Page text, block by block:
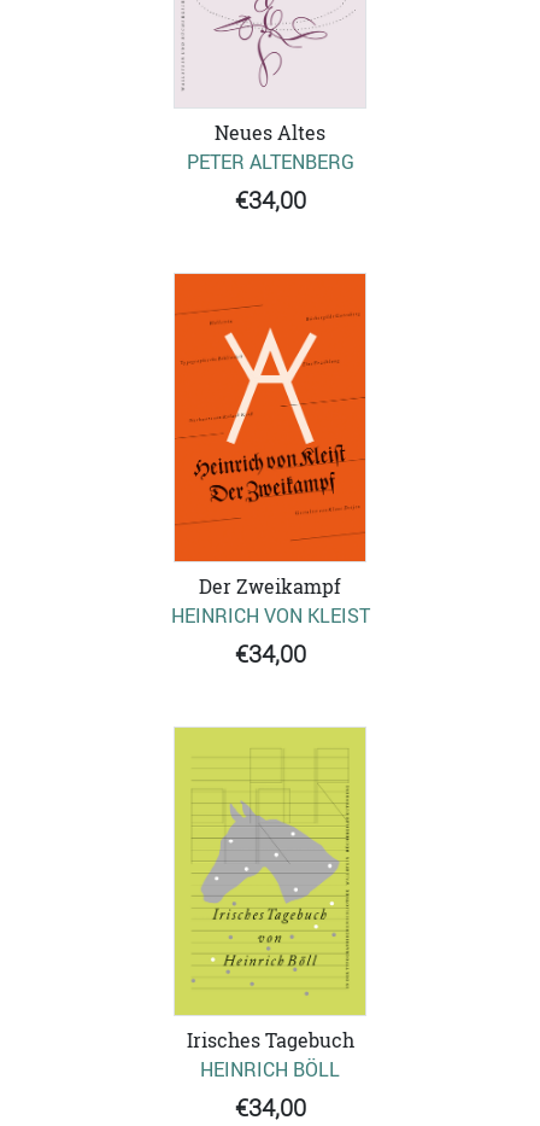
Neues Altes
PETER ALTENBERG
€34,00
Der Zweikampf
HEINRICH VON KLEIST
€34,00
Irisches Tagebuch
HEINRICH BÖLL
€34,00